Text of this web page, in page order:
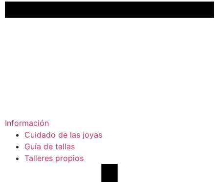
Información
Cuidado de las joyas
Guía de tallas
Talleres propios